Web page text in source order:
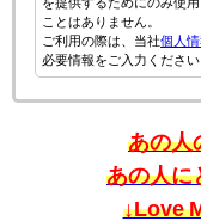
ことはありません。
ご利用の際は、当社個人
必要情報をご入力ください
あの人
あの人に
↓Love